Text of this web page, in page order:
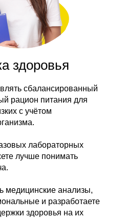
здоровья
сбалансированный
рацион питания для
с учётом
лабораторных
лучше понимать
медицинские анализы,
и разработаете
здоровья на их